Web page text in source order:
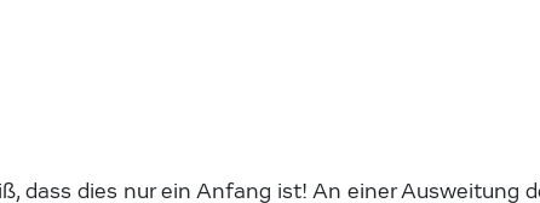
dass dies nur ein Anfang ist! An einer Ausweitung